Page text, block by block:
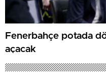
Fenerbahçe potada
açacak